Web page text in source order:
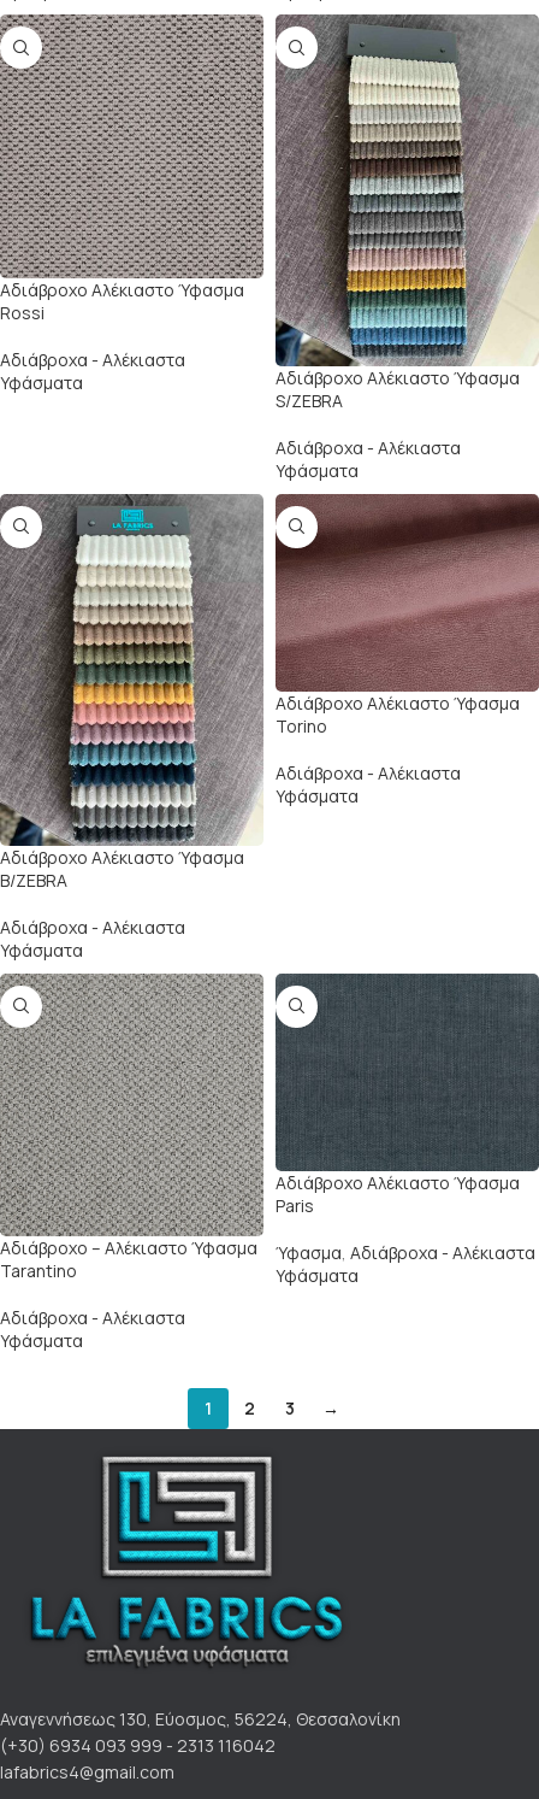
Αδιάβροχο Αλέκιαστο Ύφασμα
Rossi
Αδιάβροχα - Αλέκιαστα
Υφάσματα
Αδιάβροχο Αλέκιαστο Ύφασμα
S/ZEBRA
Αδιάβροχα - Αλέκιαστα
Υφάσματα
Αδιάβροχο Αλέκιαστο Ύφασμα
B/ZEBRA
Αδιάβροχα - Αλέκιαστα
Υφάσματα
Αδιάβροχο Αλέκιαστο Ύφασμα
Torino
Αδιάβροχα - Αλέκιαστα
Υφάσματα
Αδιάβροχο – Αλέκιαστο Ύφασμα
Tarantino
Αδιάβροχα - Αλέκιαστα
Υφάσματα
Αδιάβροχο Αλέκιαστο Ύφασμα
Paris
Ύφασμα, Αδιάβροχα - Αλέκιαστα
Υφάσματα
1 2 3 →
Αναγεννήσεως 130, Εύοσμος, 56224, Θεσσαλονίκη
(+30) 6934 093 999 - 2313 116042
lafabrics4@gmail.com